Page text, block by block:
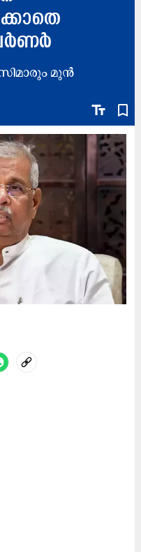
text_fields bookmark_border
മുൻ